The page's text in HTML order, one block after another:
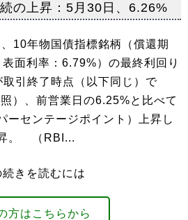
の上昇：5月30日、6.26%
10年物国債指標銘柄（償還期
面利率：6.79%）の最終利回り
取引終了時点（以下同じ）で
）、前営業日の6.25%と比べて
ーセンテージポイント）上昇し
。 （RBI...
続きを読むには
方はこちらから